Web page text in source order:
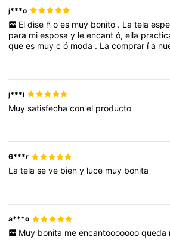
j***o
El dise ñ o es muy bonito . La tela
para miesposay leencantó,ella
quees muycó moda . Lacomprar ía
j***i
Muysatisfechaconel producto
6***r
Latelaseve bieny luce muy bonita
a***o
Muy bonita me encantooooooo queda